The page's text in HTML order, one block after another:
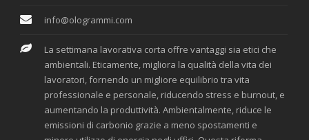
info@ologrammi.com
La settimana lavorativa corta offre vantaggi sia etici che
ambientali. Eticamente, migliora la qualità della vita dei
lavoratori, fornendo un migliore equilibrio tra vita
professionale e personale, riducendo stress e burnout, e
aumentando la produttività. Ambientalmente, riduce le
emissioni di carbonio grazie a meno spostamenti e